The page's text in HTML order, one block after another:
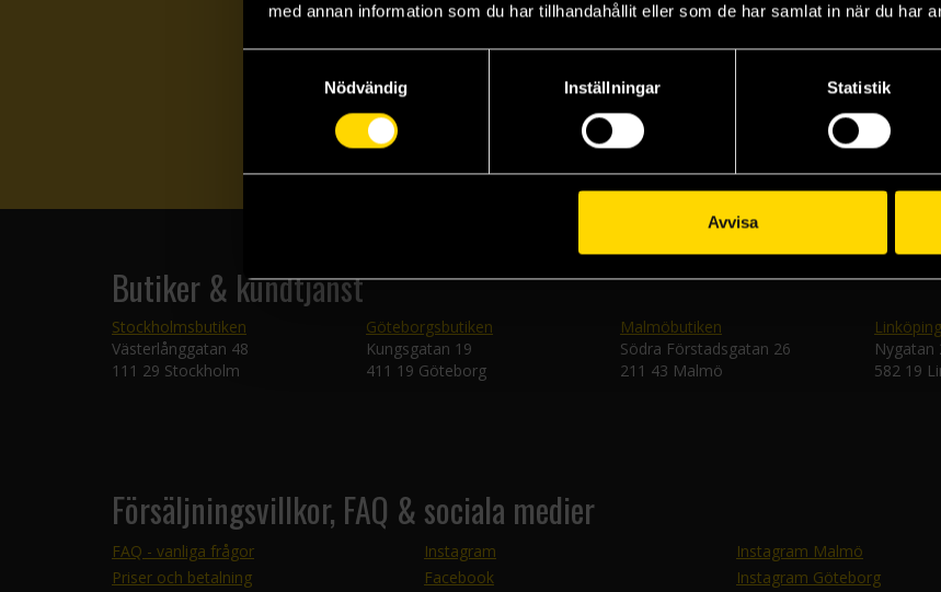
med annan information som du har tillhandahållit eller som de har samlat in när du har
Nödvändig
Inställningar Statistik
Avvisa
Prenumerera på vårt nyhetsbrev
Butiker & kundtjänst
Stockholmsbutiken
Västerlånggatan 48
111 29 Stockholm
Göteborgsbutiken
Kungsgatan 19
411 19 Göteborg
Malmöbutiken
Södra Förstadsgatan 26
211 43 Malmö
Nygatan
582 19
Försäljningsvillkor, FAQ & sociala medier
FAQ - vanliga frågor
Priser och betalning
Instagram
Facebook
Instagram Malmö
Instagram Göteborg